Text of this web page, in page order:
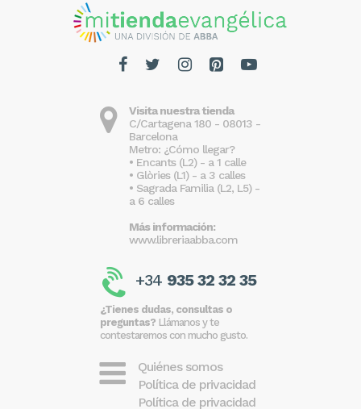
Visita nuestra tienda
C/Cartagena 180 - 08013 -
Barcelona
Metro: ¿Cómo llegar?
• Encants (L2) - a 1 calle
• Glòries (L1) - a 3 calles
• Sagrada Familia (L2, L5) -
a 6 calles
Más información:
www.libreriaabba.com
+34 935 32 32 35
¿Tienes dudas, consultas o
preguntas? Llámanos y te
contestaremos con mucho gusto.
Quiénes somos
Política de privacidad
Política de privacidad